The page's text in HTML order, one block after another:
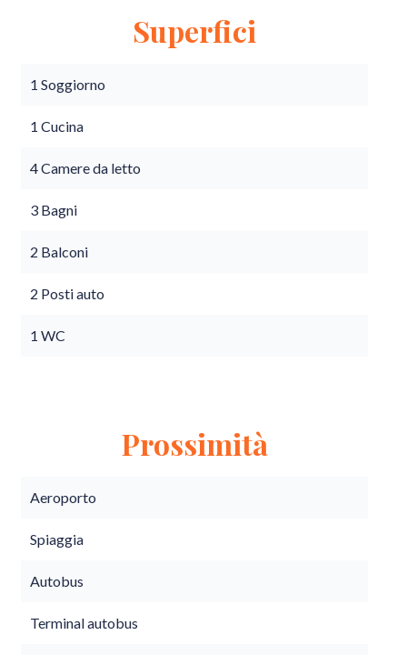
Superfici
1 Soggiorno
1 Cucina
4 Camere da letto
3 Bagni
2 Balconi
2 Posti auto
1 WC
Prossimità
Aeroporto
Spiaggia
Autobus
Terminal autobus